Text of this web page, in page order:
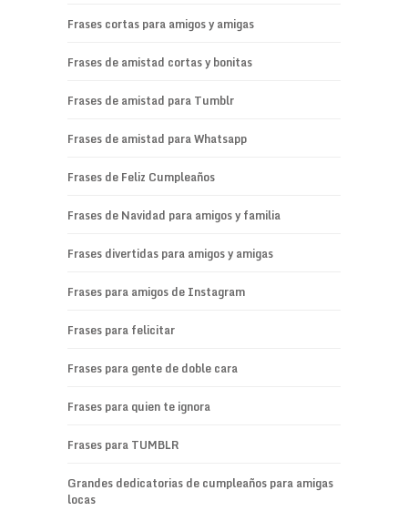
Frases cortas para amigos y amigas
Frases de amistad cortas y bonitas
Frases de amistad para Tumblr
Frases de amistad para Whatsapp
Frases de Feliz Cumpleaños
Frases de Navidad para amigos y familia
Frases divertidas para amigos y amigas
Frases para amigos de Instagram
Frases para felicitar
Frases para gente de doble cara
Frases para quien te ignora
Frases para TUMBLR
Grandes dedicatorias de cumpleaños para amigas
locas